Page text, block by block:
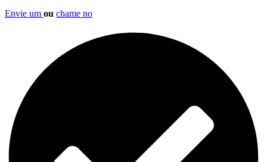
Envie um ou chame no